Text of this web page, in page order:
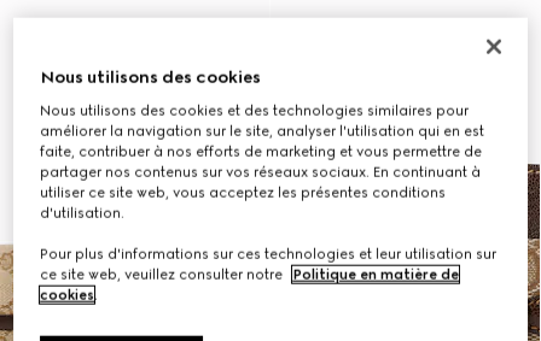
Nous utilisons des cookies
Nous utilisons des cookies et des technologies similaires pour
améliorer la navigation sur le site, analyser l'utilisation qui en est
faite, contribuer à nos efforts de marketing et vous permettre de
partager nos contenus sur vos réseaux sociaux. En continuant à
utiliser ce site web, vous acceptez les présentes conditions
d'utilisation.
Pour plus d'informations sur ces technologies et leur utilisation sur
ce site web, veuillez consulter notre
Politique en matière de
cookies.